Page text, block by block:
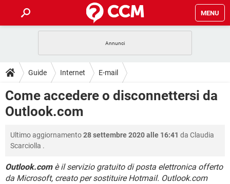
MENU
INTRATTENIMENTO ANDROID
iOS WINDOWS 10
INSTAGRAM
HARDWARE
GUIDE
COVID-19 GAMING
INTRATTENIMENTO ANDROID
INSTAGRAM WHATSAPP
HARDWARE
DOWNLOAD
COVID-19
iOS
INSTAGRAM WHATSAPP
TIKTOK FACEBOOK
FORUM
COVID-19 GAMING
iOS WINDOWS 10
GLOSSARIO
COVID-19 GAMING
INTRATTENIMENTO ANDROID
Guide Internet E-mail
Outlook.com, Hotmail (MSN, Live)
Come accedere o disconnettersi da
Outlook.com
Ultimo aggiornamento28 settembre 2020 alle 16:41 da Claudia
Scarciolla .
Outlook.comè il servizio gratuito di posta elettronica offerto
da Microsoft, creato per sostituire Hotmail. Outlook.com